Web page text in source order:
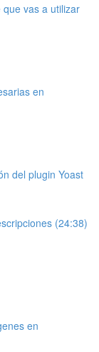
que vas a utilizar
en
del plugin Yoast
(24:38)
en